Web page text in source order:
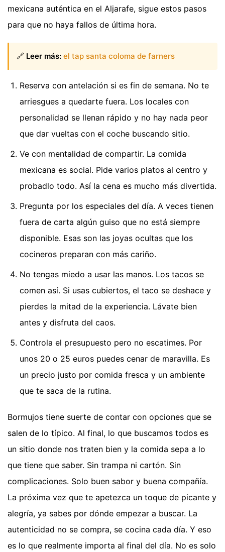
mexicana auténtica en el Aljarafe, sigue estos pasos
para que no haya fallos de última hora.
🔗 Leer más: el tap santa coloma de farners
Reserva con antelación si es fin de semana. No te
arriesgues a quedarte fuera. Los locales con
personalidad se llenan rápido y no hay nada peor
que dar vueltas con el coche buscando sitio.
Ve con mentalidad de compartir. La comida
mexicana es social. Pide varios platos al centro y
probadlo todo. Así la cena es mucho más divertida.
Pregunta por los especiales del día. A veces tienen
fuera de carta algún guiso que no está siempre
disponible. Esas son las joyas ocultas que los
cocineros preparan con más cariño.
No tengas miedo a usar las manos. Los tacos se
comen así. Si usas cubiertos, el taco se deshace y
pierdes la mitad de la experiencia. Lávate bien
antes y disfruta del caos.
Controla el presupuesto pero no escatimes. Por
unos 20 o 25 euros puedes cenar de maravilla. Es
un precio justo por comida fresca y un ambiente
que te saca de la rutina.
Bormujos tiene suerte de contar con opciones que se
salen de lo típico. Al final, lo que buscamos todos es
un sitio donde nos traten bien y la comida sepa a lo
que tiene que saber. Sin trampa ni cartón. Sin
complicaciones. Solo buen sabor y buena compañía.
La próxima vez que te apetezca un toque de picante y
alegría, ya sabes por dónde empezar a buscar. La
autenticidad no se compra, se cocina cada día. Y eso
es lo que realmente importa al final del día. No es solo